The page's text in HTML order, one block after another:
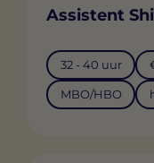
Assistent
32 - 40 uur
MBO/HBO